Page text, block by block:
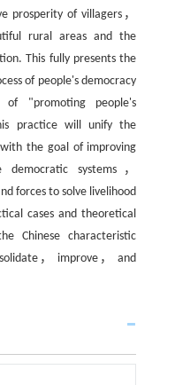
prosperity of villagers，
rural areas and the
This fully presents the
of people's democracy
of "promoting people's
practice will unify the
the goal of improving
systems，
forces to solve livelihood
cases and theoretical
Chinese characteristic
， improve， and